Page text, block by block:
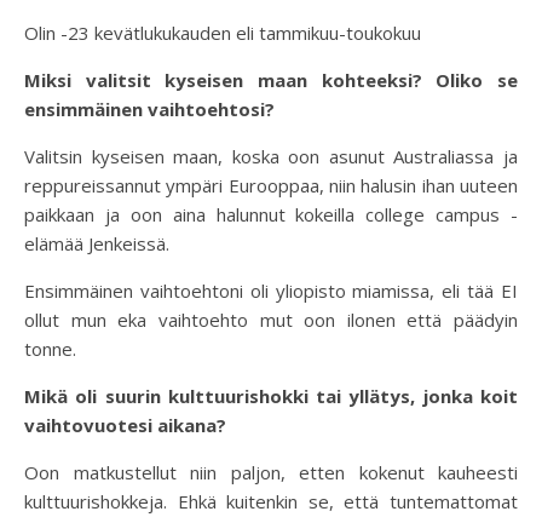
Olin -23 kevätlukukauden eli tammikuu-toukokuu
Miksi valitsit kyseisen maan kohteeksi? Oliko se
ensimmäinen vaihtoehtosi?
Valitsin kyseisen maan, koska oon asunut Australiassa ja
reppureissannut ympäri Eurooppaa, niin halusin ihan uuteen
paikkaan ja oon aina halunnut kokeilla college campus -
elämää Jenkeissä.
Ensimmäinen vaihtoehtoni oli yliopisto miamissa, eli tää EI
ollut mun eka vaihtoehto mut oon ilonen että päädyin
tonne.
Mikä oli suurin kulttuurishokki tai yllätys, jonka koit
vaihtovuotesi aikana?
Oon matkustellut niin paljon, etten kokenut kauheesti
kulttuurishokkeja. Ehkä kuitenkin se, että tuntemattomat